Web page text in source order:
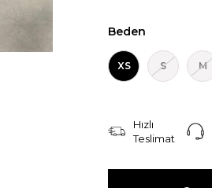
Beden
XS S M
Hızlı
Teslimat